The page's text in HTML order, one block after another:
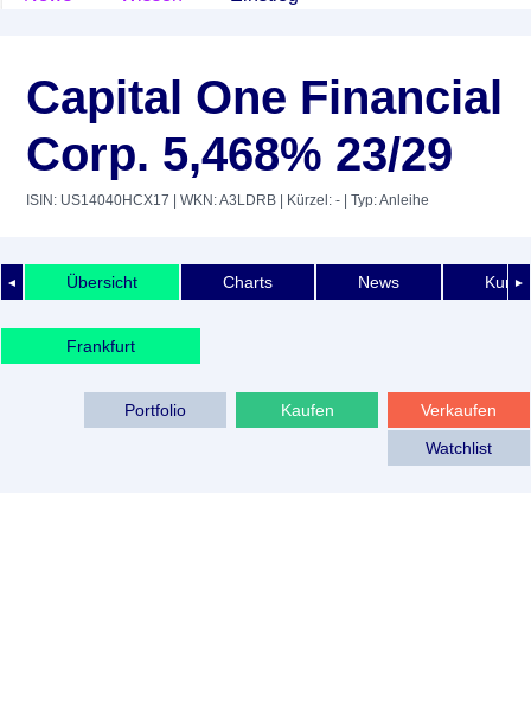
Capital One Financial
Corp. 5,468% 23/29
ISIN: US14040HCX17 | WKN: A3LDRB | Kürzel: - | Typ: Anleihe
◄ ►
Übersicht Charts News
Frankfurt
Verkaufen
Kaufen
Portfolio
Watchlist